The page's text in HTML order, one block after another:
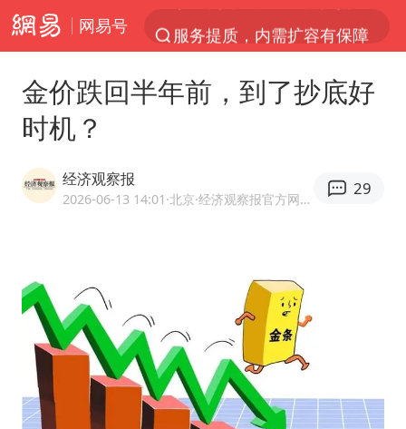
网易号
服务提质，内需扩容有保障
米兰1-1国米
因凡蒂诺首次公开道歉
人贩子“梅姨”真实姓名曝光
普京宣布多项人事调整
谷歌首席科学家Jeff Dean离职创业
金价跌回半年前，到了抄底好
时机？
经济观察报
2026-06-13 14:01 ·北京 ·经济观察报官方网易号
29